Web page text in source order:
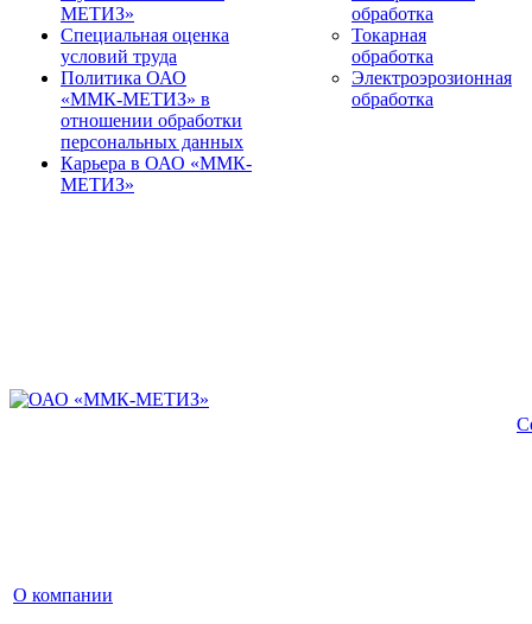
МЕТИЗ»
Специальная оценка
условий труда
Политика ОАО
«ММК-МЕТИЗ» в
отношении обработки
персональных данных
Карьера в ОАО «ММК-
МЕТИЗ»
обработка
Токарная
обработка
Электроэрозионная
обработка
О компании